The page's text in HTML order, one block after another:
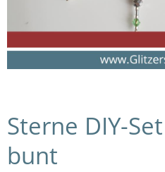
Sterne DIY-
bunt